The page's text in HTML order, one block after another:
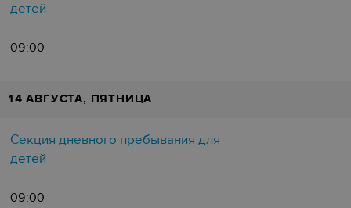
детей
09:00
14 АВГУСТА, ПЯТНИЦА
Секция дневного пребывания для
детей
09:00